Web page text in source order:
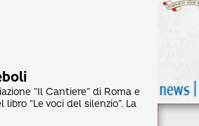
“Il Cantiere” di Roma e
“Le voci del silenzio”. La